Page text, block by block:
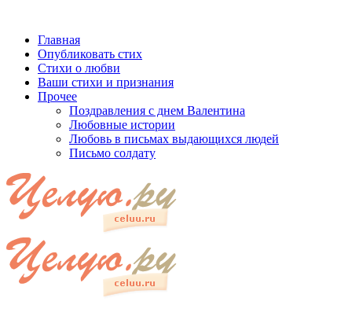
Главная
Опубликовать стих
Стихи о любви
Ваши стихи и признания
Прочее
Поздравления с днем Валентина
Любовные истории
Любовь в письмах выдающихся людей
Письмо солдату